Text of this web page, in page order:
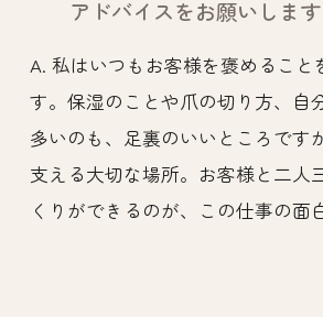
アドバイスをお願いします
A. 私はいつもお客様を褒めること
す。保湿のことや爪の切り方、自
多いのも、足裏のいいところです
支える大切な場所。お客様と二人
くりができるのが、この仕事の面